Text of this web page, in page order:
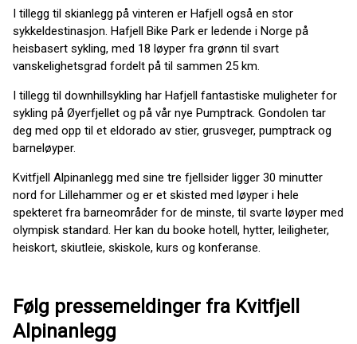
I tillegg til skianlegg på vinteren er Hafjell også en stor
sykkeldestinasjon. Hafjell Bike Park er ledende i Norge på
heisbasert sykling, med 18 løyper fra grønn til svart
vanskelighetsgrad fordelt på til sammen 25 km.
I tillegg til downhillsykling har Hafjell fantastiske muligheter for
sykling på Øyerfjellet og på vår nye Pumptrack. Gondolen tar
deg med opp til et eldorado av stier, grusveger, pumptrack og
barneløyper.
Kvitfjell Alpinanlegg med sine tre fjellsider ligger 30 minutter
nord for Lillehammer og er et skisted med løyper i hele
spekteret fra barneområder for de minste, til svarte løyper med
olympisk standard. Her kan du booke hotell, hytter, leiligheter,
heiskort, skiutleie, skiskole, kurs og konferanse.
Følg pressemeldinger fra Kvitfjell
Alpinanlegg